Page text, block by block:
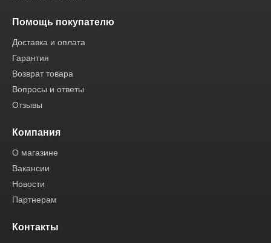
Помощь покупателю
Доставка и оплата
Гарантия
Возврат товара
Вопросы и ответы
Отзывы
Компания
О магазине
Вакансии
Новости
Партнерам
Контакты